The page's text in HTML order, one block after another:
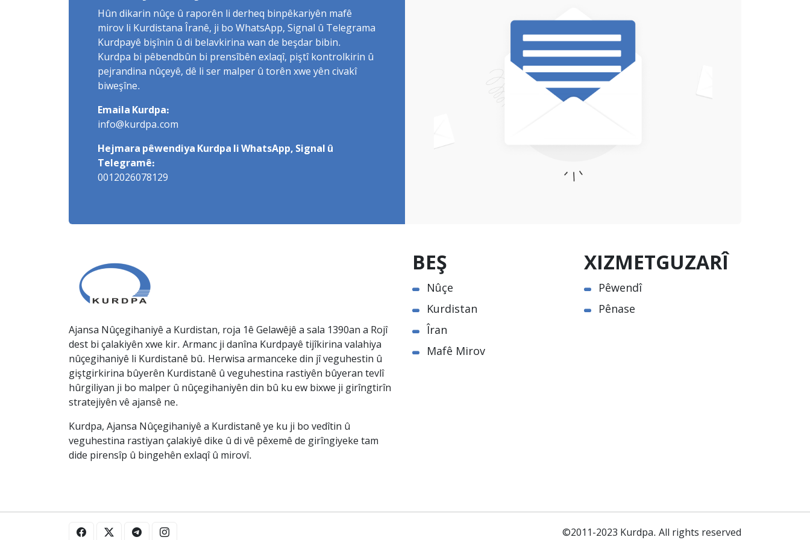
Hûn dikarin nûçe û raporên li derheq binpêkariyên mafê
mirov li Kurdistana Îranê, ji bo WhatsApp, Signal û Telegrama
Kurdpayê bişînin û di belavkirina wan de beşdar bibin.
Kurdpa bi pêbendbûn bi prensîbên exlaqî, piştî kontrolkirin û
pejrandina nûçeyê, dê li ser malper û torên xwe yên civakî
biweşîne.
Emaila Kurdpa:
info@kurdpa.com
Hejmara pêwendiya Kurdpa li WhatsApp, Signal û
Telegramê:
0012026078129
Ajansa Nûçegihaniyê a Kurdistan, roja 1ê Gelawêjê a sala 1390an a Rojî
dest bi çalakiyên xwe kir. Armanc ji danîna Kurdpayê tijîkirina valahiya
nûçegihaniyê li Kurdistanê bû. Herwisa armanceke din jî veguhestin û
giştgirkirina bûyerên Kurdistanê û veguhestina rastiyên bûyeran tevlî
hûrgiliyan ji bo malper û nûçegihaniyên din bû ku ew bixwe ji girîngtirîn
stratejiyên vê ajansê ne.
Kurdpa, Ajansa Nûçegihaniyê a Kurdistanê ye ku ji bo vedîtin û
veguhestina rastiyan çalakiyê dike û di vê pêxemê de girîngiyeke tam
dide pirensîp û bingehên exlaqî û mirovî.
BEŞ
Nûçe
Kurdistan
Îran
Mafê Mirov
XIZMETGUZARÎ
Pêwendî
Pênase
©2011-2023 Kurdpa. All rights reserved